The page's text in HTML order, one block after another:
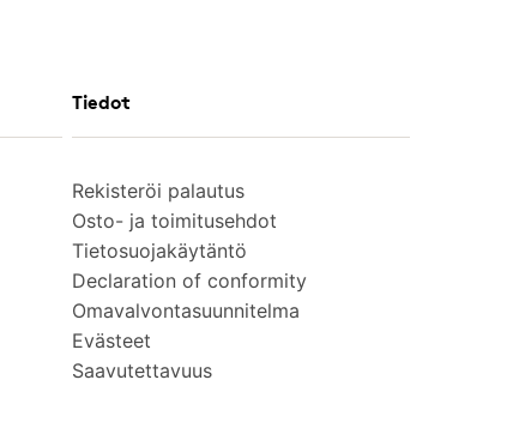
Tiedot
Rekisteröi palautus
Osto- ja toimitusehdot
Tietosuojakäytäntö
Declaration of conformity
Omavalvontasuunnitelma
Evästeet
Saavutettavuus